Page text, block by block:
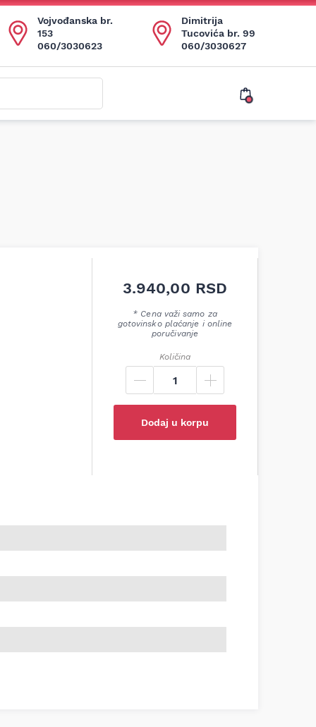
Vojvođanska br.
153
060/3030623
Dimitrija
Tucovića br. 99
060/3030627
3.940,00 RSD
* Cena važi samo za
gotovinsko plaćanje i online
poručivanje
Količina
Dodaj u korpu